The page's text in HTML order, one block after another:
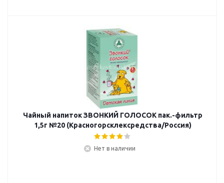
Чайный напиток ЗВОНКИЙ ГОЛОСОК пак.-фильтр
1,5г №20 (Красногорсклексредства/Россия)
Нет в наличии